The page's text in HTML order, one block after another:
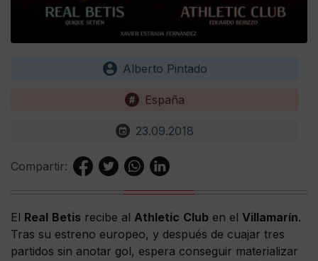
Alberto Pintado
España
23.09.2018
Compartir:
El Real Betis recibe al Athletic Club en el Villamarín.
Tras su estreno europeo, y después de cuajar tres
partidos sin anotar gol, espera conseguir materializar